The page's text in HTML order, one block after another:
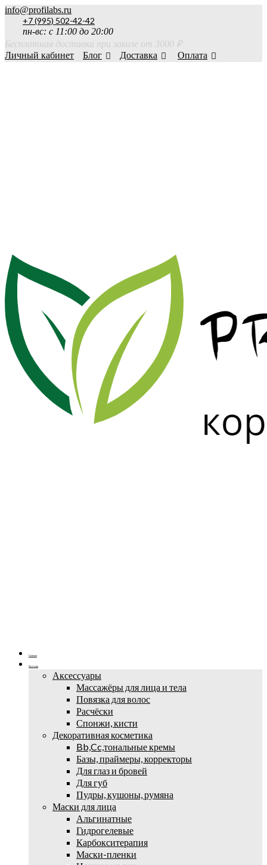
info@profilabs.ru
+7 (995) 502-42-42
пн-вс: с 11:00 до 20:00
Бесплатная доставка при заказе от 3000 ₽
Личный кабинет
Блог Доставка Оплата
Главная
Магазин
Аксессуары
Массажёры для лица и тела
Повязка для волос
Расчёски
Спонжи, кисти
Декоративная косметика
Bb,Cc,тональные кремы
Базы, праймеры, корректоры
Для глаз и бровей
Для губ
Пудры, кушоны, румяна
Маски для лица
Альгинатные
Гидрогелевые
Карбокситерапия
Маски-пленки